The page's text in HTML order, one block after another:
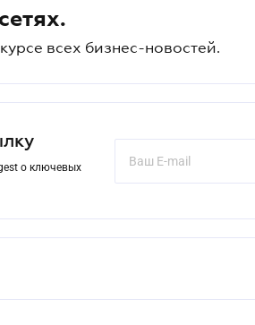
всех бизнес-новостей.
о ключевых